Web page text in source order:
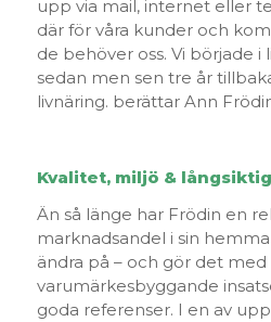
upp via mail, internet eller
där för våra kunder och
de behöver oss. Vi började i
sedan men sen tre år
livnäring. berättar Ann
Kvalitet, miljö &
Än så länge har Frödin en
marknadsandel i sin
ändra på – och gör det med
varumärkesbyggande
goda referenser. I en av